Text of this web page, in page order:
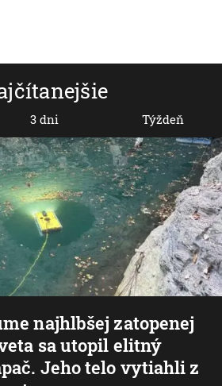
najhlbšej zatopenej
sa utopil elitný
Jeho telo vytiahli z
3 dni Týždeň